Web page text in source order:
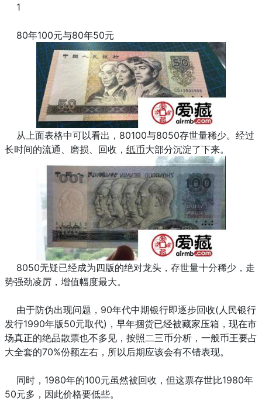
1
80年100元与80年50元
从上面表格中可以看出，80100与8050存世量稀少。经过
长时间的流通、磨损、回收， 纸币大部分沉淀了下来。
8050无疑已经成为四版的绝对龙头，存世量十分稀少，走
势强劲凌厉，增值幅度最大。
由于防伪出现问题，90年代中期银行即逐步回收(人民银行
发行1990年版50元取代)，早年捆货已经被藏家压箱，现在市
场真正的绝品散票也不多见，按照二三币分析，一般币王要占
大全套的70%份额左右，所以后期应该会有不错表现。
同时，1980年的100元虽然被回收，但这票存世比1980年
50元多，因此价格要低些。